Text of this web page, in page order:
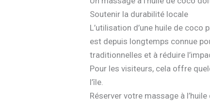
Soutenir la durabilité locale
L’utilisation d’une huile de
est depuis longtemps connue
traditionnelles et à réduire
Pour les visiteurs, cela offre
l’île.
Réserver votre massage à